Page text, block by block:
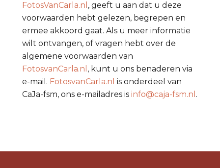
FotosVanCarla.nl , geeft u aan dat u deze
voorwaarden hebt gelezen, begrepen en
ermee akkoord gaat. Als u meer informatie
wilt ontvangen, of vragen hebt over de
algemene voorwaarden van
FotosvanCarla.nl , kunt u ons benaderen via
e-mail. FotosvanCarla.nl is onderdeel van
CaJa-fsm, ons e-mailadres is info@caja-fsm.nl .